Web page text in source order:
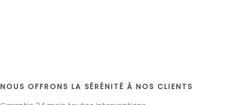
NOUS OFFRONS LA SÉRÉNITÉ À NOS CLIENTS